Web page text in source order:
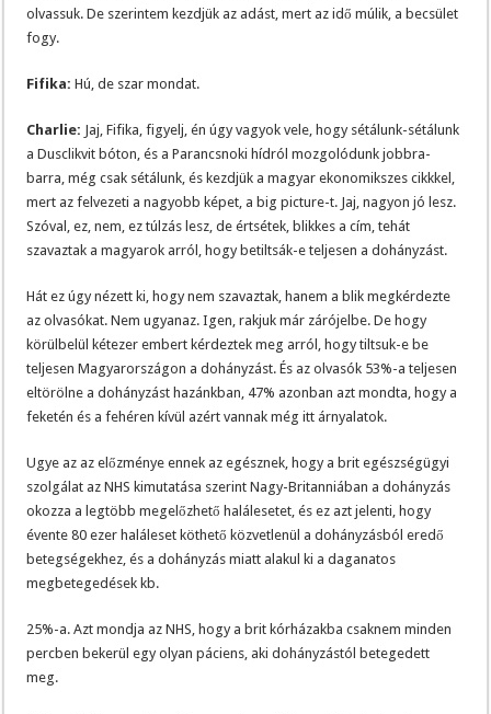
olvassuk. De szerintem kezdjük az adást, mert az idő múlik, a becsület
fogy.
Fifika: Hú, de szar mondat.
Charlie: Jaj, Fifika, figyelj, én úgy vagyok vele, hogy sétálunk-sétálunk
a Dusclikvit bóton, és a Parancsnoki hídról mozgolódunk jobbra-
barra, még csak sétálunk, és kezdjük a magyar ekonomikszes cikkkel,
mert az felvezeti a nagyobb képet, a big picture-t. Jaj, nagyon jó lesz.
Szóval, ez, nem, ez túlzás lesz, de értsétek, blikkes a cím, tehát
szavaztak a magyarok arról, hogy betiltsák-e teljesen a dohányzást.
Hát ez úgy nézett ki, hogy nem szavaztak, hanem a blik megkérdezte
az olvasókat. Nem ugyanaz. Igen, rakjuk már zárójelbe. De hogy
körülbelül kétezer embert kérdeztek meg arról, hogy tiltsuk-e be
teljesen Magyarországon a dohányzást. És az olvasók 53%-a teljesen
eltörölne a dohányzást hazánkban, 47% azonban azt mondta, hogy a
feketén és a fehéren kívül azért vannak még itt árnyalatok.
Ugye az az előzménye ennek az egésznek, hogy a brit egészségügyi
szolgálat az NHS kimutatása szerint Nagy-Britanniában a dohányzás
okozza a legtöbb megelőzhető halálesetet, és ez azt jelenti, hogy
évente 80 ezer haláleset köthető közvetlenül a dohányzásból eredő
betegségekhez, és a dohányzás miatt alakul ki a daganatos
megbetegedések kb.
25%-a. Azt mondja az NHS, hogy a brit kórházakba csaknem minden
percben bekerül egy olyan páciens, aki dohányzástól betegedett
meg.